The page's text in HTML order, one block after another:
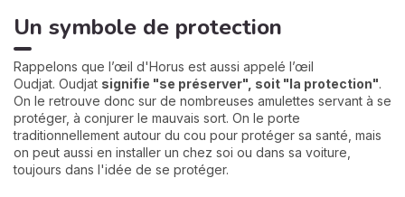
Un symbole de protection
Rappelons que l’œil d'Horus est aussi appelé l’œil
Oudjat. Oudjat signifie "se préserver", soit "la protection".
On le retrouve donc sur de nombreuses amulettes servant à se
protéger, à conjurer le mauvais sort. On le porte
traditionnellement autour du cou pour protéger sa santé, mais
on peut aussi en installer un chez soi ou dans sa voiture,
toujours dans l'idée de se protéger.